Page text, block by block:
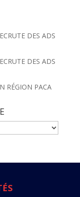
DES ADS
DES ADS
RÉGION PACA